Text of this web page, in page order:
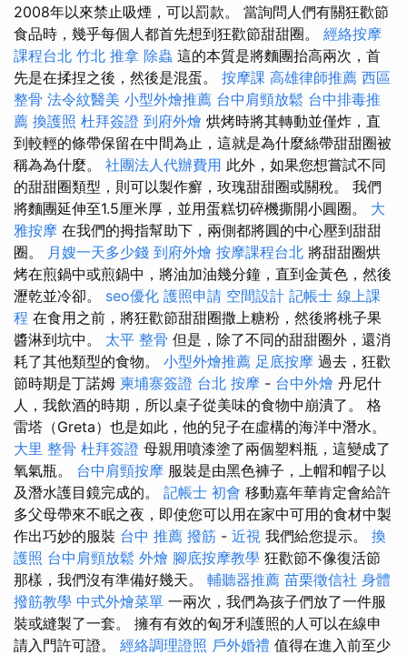
2008年以來禁止吸煙，可以罰款。 當詢問人們有關狂歡節
食品時，幾乎每個人都首先想到狂歡節甜甜圈。 經絡按摩
課程台北 竹北 推拿 除蟲 這的本質是將麵團抬高兩次，首
先是在揉捏之後，然後是混蛋。 按摩課 高雄律師推薦 西區
整骨 法令紋醫美 小型外燴推薦 台中肩頸放鬆 台中排毒推
薦 換護照 杜拜簽證 到府外燴 烘烤時將其轉動並僅炸，直
到較輕的條帶保留在中間為止，這就是為什麼絲帶甜甜圈被
稱為為什麼。 社團法人代辦費用 此外，如果您想嘗試不同
的甜甜圈類型，則可以製作癬，玫瑰甜甜圈或關稅。 我們
將麵團延伸至1.5厘米厚，並用蛋糕切碎機撕開小圓圈。 大
雅按摩 在我們的拇指幫助下，兩側都將圓的中心壓到甜甜
圈。 月嫂一天多少錢 到府外燴 按摩課程台北 將甜甜圈烘
烤在煎鍋中或煎鍋中，將油加油幾分鐘，直到金黃色，然後
瀝乾並冷卻。 seo優化 護照申請 空間設計 記帳士 線上課
程 在食用之前，將狂歡節甜甜圈撒上糖粉，然後將桃子果
醬淋到坑中。 太平 整骨 但是，除了不同的甜甜圈外，還消
耗了其他類型的食物。 小型外燴推薦 足底按摩 過去，狂歡
節時期是丁諾姆 柬埔寨簽證 台北 按摩 - 台中外燴 丹尼什
人，我飲酒的時期，所以桌子從美味的食物中崩潰了。 格
雷塔（Greta）也是如此，他的兒子在虛構的海洋中潛水。
大里 整骨 杜拜簽證 母親用噴漆塗了兩個塑料瓶，這變成了
氧氣瓶。 台中肩頸按摩 服裝是由黑色褲子，上帽和帽子以
及潛水護目鏡完成的。 記帳士 初會 移動嘉年華肯定會給許
多父母帶來不眠之夜，即使您可以用在家中可用的食材中製
作出巧妙的服裝 台中 推薦 撥筋 - 近視 我們給您提示。 換
護照 台中肩頸放鬆 外燴 腳底按摩教學 狂歡節不像復活節
那樣，我們沒有準備好幾天。 輔聽器推薦 苗栗徵信社 身體
撥筋教學 中式外燴菜單 一兩次，我們為孩子們放了一件服
裝或縫製了一套。 擁有有效的匈牙利護照的人可以在線申
請入門許可證。 經絡調理證照 戶外婚禮 值得在進入前至少